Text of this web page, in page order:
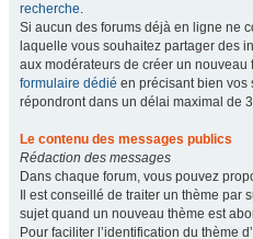
recherche.
Si aucun des forums déjà en ligne ne
laquelle vous souhaitez partager des
aux modérateurs de créer un nouveau
formulaire dédié en précisant bien vos
répondront dans un délai maximal de
Le contenu des messages publics
Rédaction des messages
Dans chaque forum, vous pouvez
Il est conseillé de traiter un thème par
sujet quand un nouveau thème est
Pour faciliter l’identification du thème